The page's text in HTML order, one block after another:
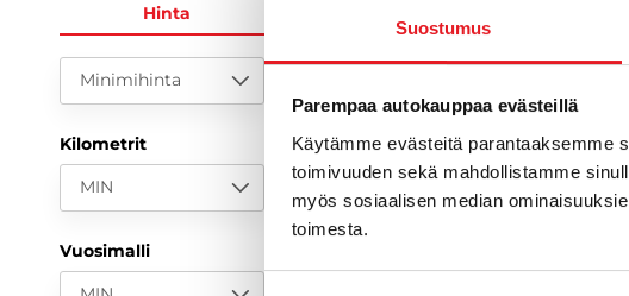
Suostumus
Parempaa autokauppaa evästeillä
Käytämme evästeitä parantaaksemme
toimivuuden sekä mahdollistamme
myös sosiaalisen median
toimesta.
Hinta
Minimihinta
Kilometrit
MIN
Vuosimalli
6 kk